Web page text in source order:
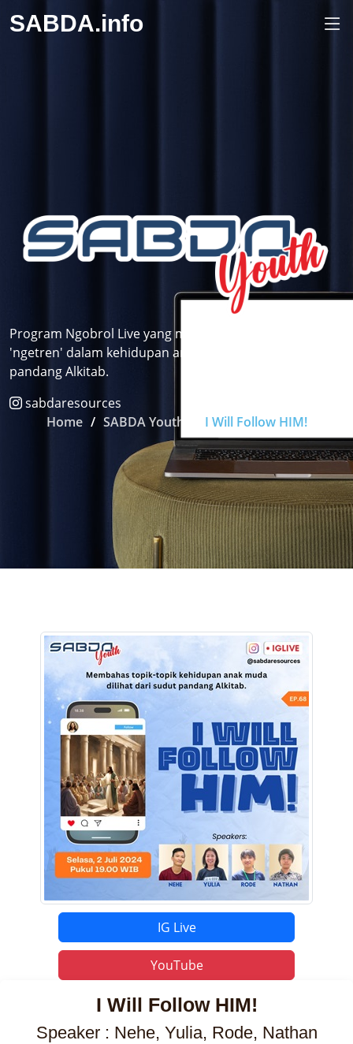
SABDA.info
Program Ngobrol Live yang membahas topik-topik
'ngetren' dalam kehidupan anak muda dilihat dari sudut
pandang Alkitab.
sabdaresources
Home
SABDA Youth I Will Follow HIM!
IG Live
YouTube
I Will Follow HIM!
Speaker : Nehe, Yulia, Rode, Nathan